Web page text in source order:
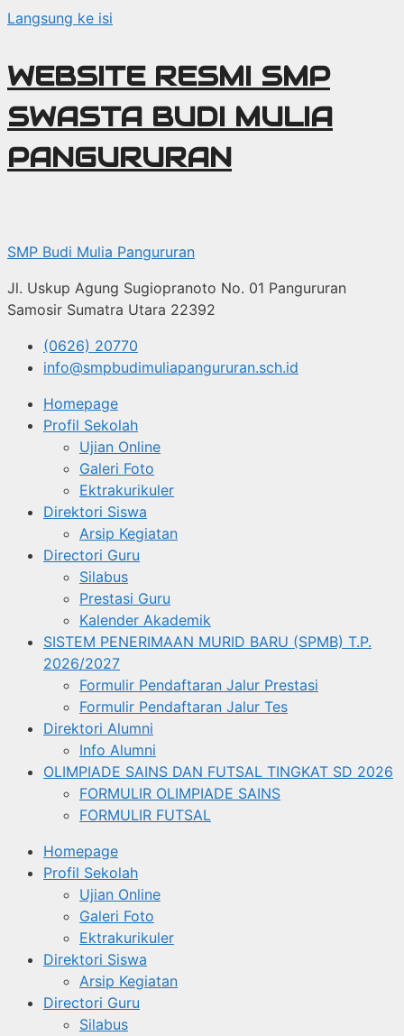
Langsung ke isi
WEBSITE RESMI SMP
SWASTA BUDI MULIA
PANGURURAN
SMP Budi Mulia Pangururan
Jl. Uskup Agung Sugiopranoto No. 01 Pangururan
Samosir Sumatra Utara 22392
(0626) 20770
info@smpbudimuliapangururan.sch.id
Homepage
Profil Sekolah
Ujian Online
Galeri Foto
Ektrakurikuler
Direktori Siswa
Arsip Kegiatan
Directori Guru
Silabus
Prestasi Guru
Kalender Akademik
SISTEM PENERIMAAN MURID BARU (SPMB) T.P.
2026/2027
Formulir Pendaftaran Jalur Prestasi
Formulir Pendaftaran Jalur Tes
Direktori Alumni
Info Alumni
OLIMPIADE SAINS DAN FUTSAL TINGKAT SD 2026
FORMULIR OLIMPIADE SAINS
FORMULIR FUTSAL
Homepage
Profil Sekolah
Ujian Online
Galeri Foto
Ektrakurikuler
Direktori Siswa
Arsip Kegiatan
Directori Guru
Silabus